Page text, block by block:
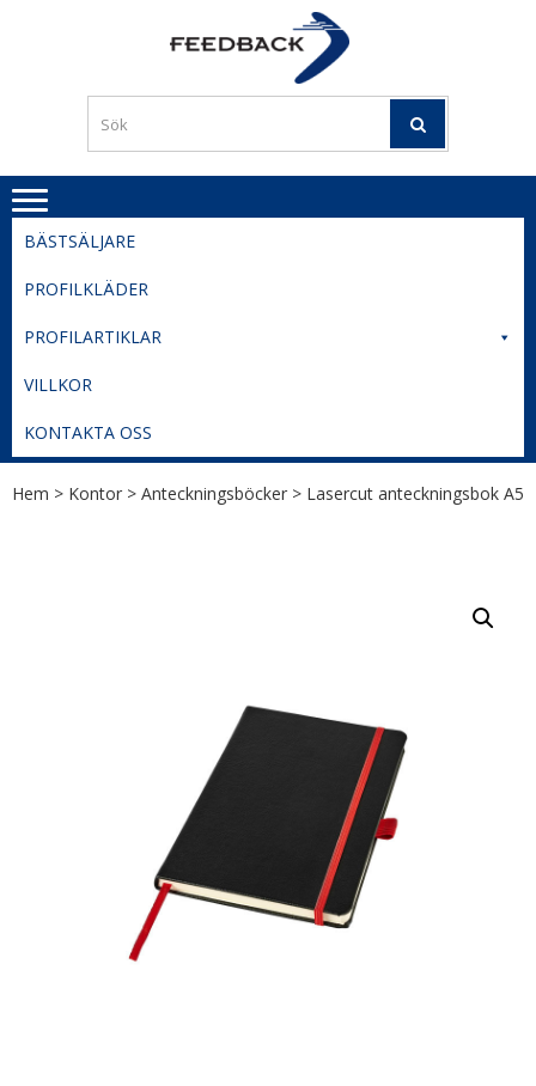
TIL
BESTE
PRISER
BÄSTSÄLJARE
PROFILKLÄDER
PROFILARTIKLAR
VILLKOR
KONTAKTA OSS
Hem > Kontor > Anteckningsböcker > Lasercut anteckningsbok A5